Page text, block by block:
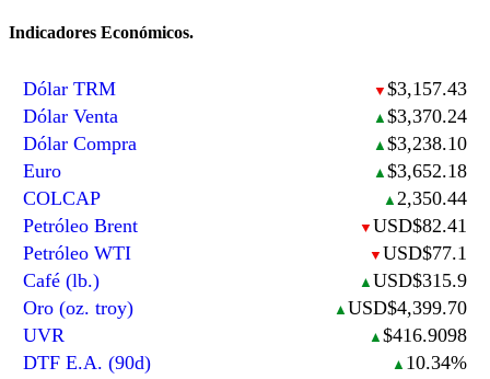
Indicadores Económicos.
Dólar TRM ▼ $3,157.43
Dólar Venta
▲ $3,370.24
Dólar Compra
▲ $3,238.10
Euro
▲ $3,652.18
COLCAP
▲ 2,350.44
Petróleo Brent
▼ USD$82.41
Petróleo WTI
▼ USD$77.1
Café (lb.)
▲ USD$315.9
Oro (oz. troy)
▲ USD$4,399.70
UVR
▲ $416.9098
DTF E.A. (90d)
▲ 10.34%